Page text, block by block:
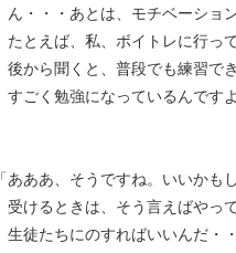
ん・・・あとは、モチベーショ
たとえば、私、ボイトレに行っ
後から聞くと、普段でも練習で
すごく勉強になっているんです
「あああ、そうですね。いいか
受けるときは、そう言えばやっ
生徒たちにのすればいいんだ・・